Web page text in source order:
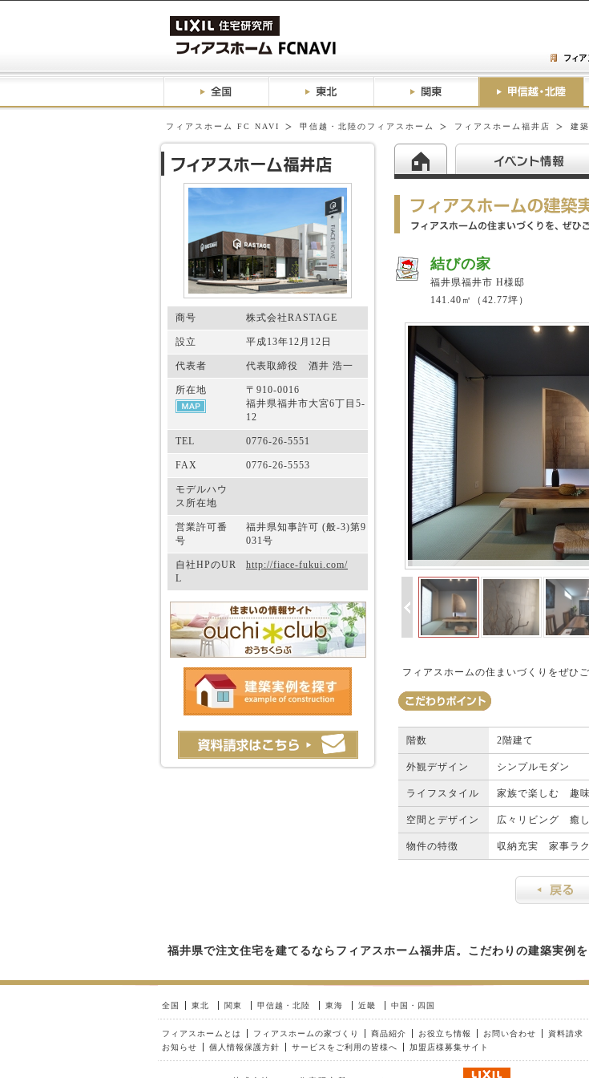
フィアスホーム FC NAVI 甲信越・北陸のフィアスホーム フィアスホーム福井店 建
商号 株式会社RASTAGE
設立 平成13年12月12日
代表者 代表取締役 酒井 浩一
所在地
〒910-0016
福井県福井市大宮6丁目5-
12
TEL 0776-26-5551
FAX 0776-26-5553
モデルハウ
ス所在地
営業許可番
号
福井県知事許可 (般-3)第9
031号
自社HPのUR
L
http://fiace-fukui.com/
結びの家
福井県福井市 H様邸
141.40㎡（42.77坪）
フィアスホームの住まいづくりをぜひご
階数 2階建て
外観デザイン シンプルモダン
ライフスタイル 家族で楽しむ 趣
空間とデザイン 広々リビング 癒
物件の特徴 収納充実 家事ラ
福井県で注文住宅を建てるならフィアスホーム福井店。こだわりの建築実例を
全国 東北 関東 甲信越・北陸 東海 近畿 中国・四国
フィアスホームとは フィアスホームの家づくり 商品紹介 お役立ち情報 お問い合わせ
資料請求
お知らせ
個人情報保護方針 サービスをご利用の皆様へ 加盟店様募集サイト